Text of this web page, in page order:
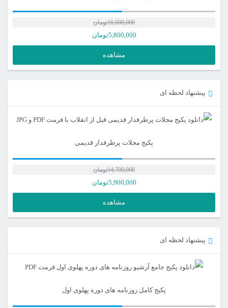
16,600,000تومان
5,800,000تومان
مشاهده
پیشنهاد لحظه ای
پکیج مجلات پرطرفدار قدیمی
14,700,000تومان
5,900,000تومان
مشاهده
پیشنهاد لحظه ای
پکیج کامل روزنامه های دوره پهلوی اول